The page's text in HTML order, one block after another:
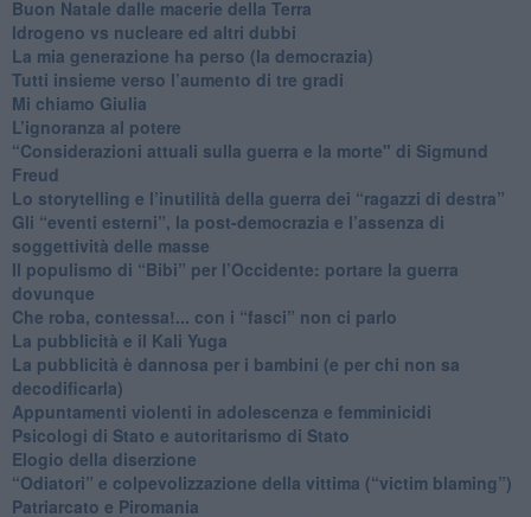
​Buon Natale dalle macerie della Terra
​Idrogeno vs nucleare ed altri dubbi
​La mia generazione ha perso (la democrazia)
​Tutti insieme verso l’aumento di tre gradi
Mi chiamo Giulia
L’ignoranza al potere
​“Considerazioni attuali sulla guerra e la morte" di Sigmund
Freud
​Lo storytelling e l’inutilità della guerra dei “ragazzi di destra”
​Gli “eventi esterni”, la post-democrazia e l’assenza di
soggettività delle masse
​Il populismo di “Bibi” per l’Occidente: portare la guerra
dovunque
​Che roba, contessa!... con i “fasci” non ci parlo
La pubblicità e il Kali Yuga
​La pubblicità è dannosa per i bambini (e per chi non sa
decodificarla)
​Appuntamenti violenti in adolescenza e femminicidi
​Psicologi di Stato e autoritarismo di Stato
Elogio della diserzione
“Odiatori” e colpevolizzazione della vittima (“victim blaming”)
​Patriarcato e Piromania